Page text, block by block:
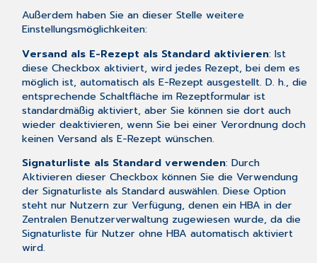
Außerdem haben Sie an dieser Stelle weitere
Einstellungsmöglichkeiten:
Versand als E-Rezept als Standard aktivieren: Ist
diese Checkbox aktiviert, wird jedes Rezept, bei dem es
möglich ist, automatisch als E-Rezept ausgestellt. D. h., die
entsprechende Schaltfläche im Rezeptformular ist
standardmäßig aktiviert, aber Sie können sie dort auch
wieder deaktivieren, wenn Sie bei einer Verordnung doch
keinen Versand als E-Rezept wünschen.
Signaturliste als Standard verwenden: Durch
Aktivieren dieser Checkbox können Sie die Verwendung
der Signaturlisteals Standard auswählen. Diese Option
steht nur Nutzern zur Verfügung, denen ein HBA in der
Zentralen Benutzerverwaltung zugewiesen wurde, da die
Signaturliste für Nutzer ohne HBA automatisch aktiviert
wird.